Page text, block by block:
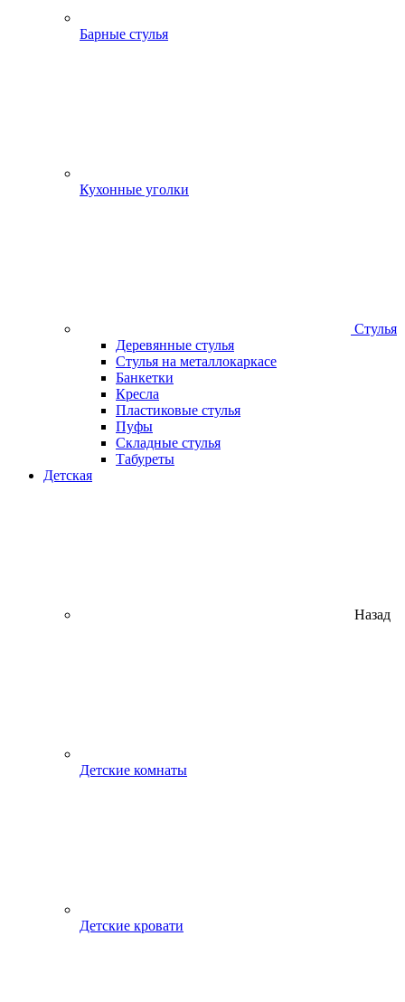
Барные стулья
Кухонные уголки
Стулья
Деревянные стулья
Стулья на металлокаркасе
Банкетки
Кресла
Пластиковые стулья
Пуфы
Складные стулья
Табуреты
Детская
Назад
Детские комнаты
Детские кровати